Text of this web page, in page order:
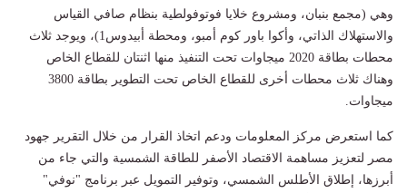
وهي (مجمع بنبان، ومشروع خلايا فوتوفولطية بنظام صافي القياس
والاستهلاك الذاتي، وأكوا باور كوم أمبو، ومحطة أبيدوس1)، ويوجد ثلاث
محطات بطاقة 2020 ميجاوات تحت التنفيذ منها اثنتان للقطاع الخاص
وهناك ثلاث محطات أخرى للقطاع الخاص تحت التطوير بطاقة 3800
ميجاوات.
كما استعرض مركز المعلومات ودعم اتخاذ القرار من خلال التقرير جهود
مصر لتعزيز مساهمة الاقتصاد الأصفر للطاقة الشمسية والتي جاء من
أبرزها، إطلاق الأطلس الشمسي، وتوفير التمويل عبر برنامج "نوفي"